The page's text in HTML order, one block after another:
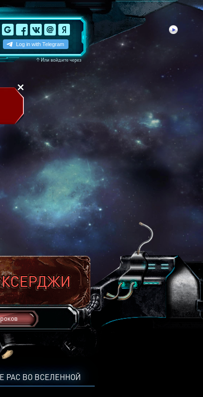
↑Или войдите через
РАС ВО ВСЕЛЕННОЙ